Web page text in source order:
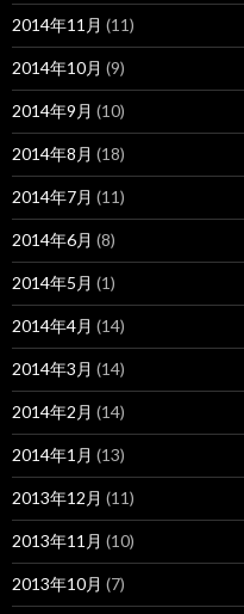
2014年11月 (11)
2014年10月 (9)
2014年9月 (10)
2014年8月 (18)
2014年7月 (11)
2014年6月 (8)
2014年5月 (1)
2014年4月 (14)
2014年3月 (14)
2014年2月 (14)
2014年1月 (13)
2013年12月 (11)
2013年11月 (10)
2013年10月 (7)